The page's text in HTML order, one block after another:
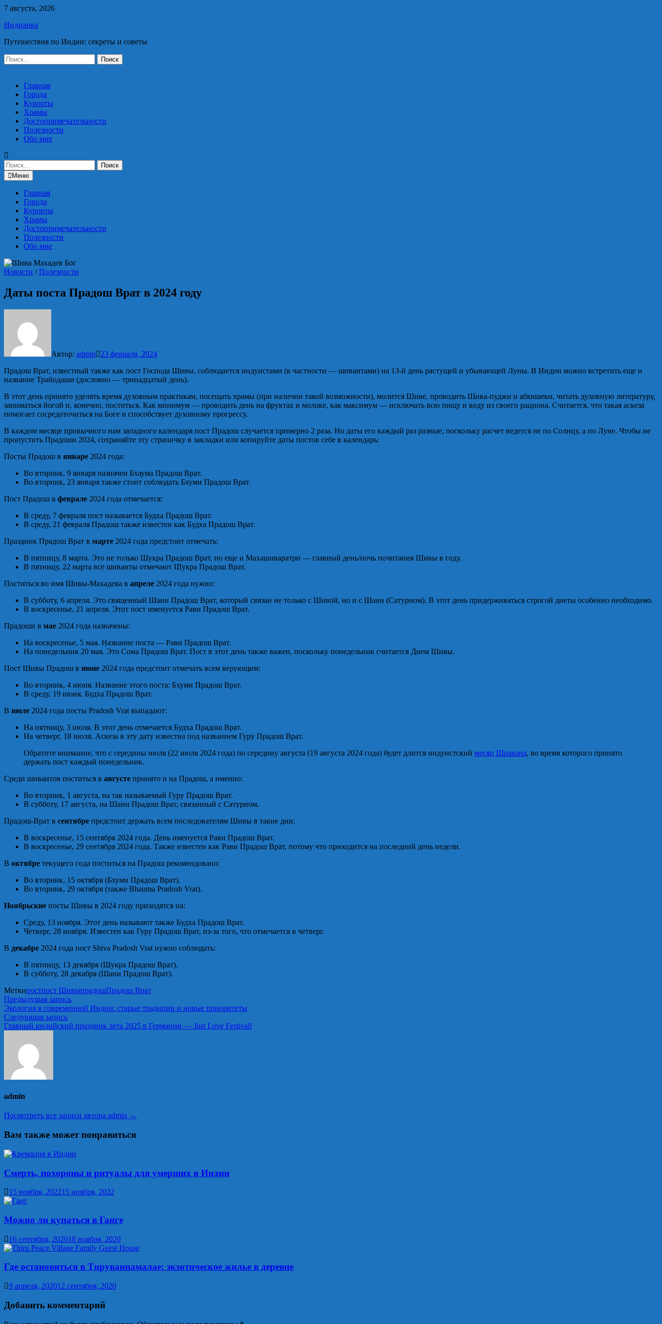
Перейти
содержимому
7 августа, 2026
Индианка
Путешествия по Индии: секреты и советы
Найти:
Главная
Города
Курорты
Храмы
Достопримечательности
Полезности
Обо мне
Найти:
Меню
Главная
Города
Курорты
Храмы
Достопримечательности
Полезности
Обо мне
Новости /Полезности
Даты поста Прадош Врат в 2024 году
Автор: admin
23 февраля, 2024
Прадош Врат, известный также как пост Господа Шивы, соблюдается индуистами (в частности — шиваитами) на 13-й день растущей и убывающей Луны. В Индии можно встретить еще и
название Трайодаши (дословно — тринадцатый день).
В этот день принято уделять время духовным практикам, посещать храмы (при наличии такой возможности), молится Шиве, проводить Шива-пуджи и абхишеки, читать духовную литературу,
заниматься йогой и, конечно, поститься. Как минимум — проводить день на фруктах и молоке, как максимум — исключать всю пищу и воду из своего рациона. Считается, что такая аскеза
помогает сосредоточиться на Боге и способствует духовному прогрессу.
В каждом месяце привычного нам западного календаря пост Прадош случается примерно 2 раза. Но даты его каждый раз разные, поскольку расчет ведется не по Солнцу, а по Луне. Чтобы не
пропустить Прадоши 2024, сохраняйте эту страничку в закладки или копируйте даты постов себе в календарь:
Посты Прадош в январе 2024 года:
Во вторник, 9 января назначен Бхаума Прадош Врат.
Во вторник, 23 января также стоит соблюдать Бхуми Прадош Врат.
Пост Прадош в феврале 2024 года отмечается:
В среду, 7 февраля пост называется Будха Прадош Врат.
В среду, 21 февраля Прадош также известен как Будха Прадош Врат.
Праздник Прадош Врат в марте 2024 года предстоит отмечать:
В пятницу, 8 марта. Это не только Шукра Прадош Врат, но еще и Махашиваратри — главный день/ночь почитания Шивы в году.
В пятницу, 22 марта все шиваиты отмечают Шукра Прадош Врат.
Поститься во имя Шивы-Махадева в апреле 2024 года нужно:
В субботу, 6 апреля. Это священный Шани Прадош Врат, который связан не только с Шивой, но и с Шани (Сатурном). В этот день придерживаться строгой диеты особенно необходимо.
В воскресенье, 21 апреля. Этот пост именуется Рави Прадош Врат.
Прадоши в мае 2024 года назначены:
На воскресенье, 5 мая. Название поста — Рави Прадош Врат.
На понедельник 20 мая. Это Сома Прадош Врат. Пост в этот день также важен, поскольку понедельник считается Днем Шивы.
Пост Шивы Прадош в июне 2024 года предстоит отмечать всем верующим:
Во вторник, 4 июня. Название этого поста: Бхуми Прадош Врат.
В среду, 19 июня. Будха Прадош Врат.
В июле 2024 года посты Pradosh Vrat выпадают:
На пятницу, 3 июля. В этот день отмечается Будха Прадош Врат.
На четверг, 18 июля. Аскеза в эту дату известна под названием Гуру Прадош Врат.
Обратите внимание, что с середины июля (22 июля 2024 года) по середину августа (19 августа 2024 года) будет длится индуистский месяц Шравана, во время которого принято
держать пост каждый понедельник.
Среди шиваитов поститься в августе принято и на Прадош, а именно:
Во вторник, 1 августа, на так называемый Гуру Прадош Врат.
В субботу, 17 августа, на Шани Прадош Врат, связанный с Сатурном.
Прадош-Врат в сентябре предстоит держать всем последователям Шивы в такие дни:
В воскресенье, 15 сентября 2024 года. День именуется Рави Прадош Врат.
В воскресенье, 29 сентября 2024 года. Также известен как Рави Прадош Врат, потому что приходится на последний день недели.
В октябре текущего года поститься на Прадош рекомендовано:
Во вторник, 15 октября (Бхуми Прадош Врат).
Во вторник, 29 октября (также Bhauma Pradosh Vrat).
Ноябрьские посты Шивы в 2024 году приходятся на:
Среду, 13 ноября. Этот день называют также Будха Прадош Врат.
Четверг, 28 ноября. Известен как Гуру Прадош Врат, из-за того, что отмечается в четверг.
В декабре 2024 года пост Shiva Pradosh Vrat нужно соблюдать:
В пятницу, 13 декября (Шукра Прадош Врат).
В субботу, 28 декабря (Шани Прадош Врат).
Меткипостпост ШивыпрадошПрадош Врат
Навигация
по
записям
Предыдущая записьПредыдущая
запись:
Экология в современной Индии: старые традиции и новые приоритеты
Следующая записьСледующая
запись:
Главный индийский праздник лета 2025 в Германии — Just Love Festival!
admin
Посмотреть все записи автора admin →
Вам также может понравиться
Смерть, похороны и ритуалы для умерших в Индии
15 ноября, 202215 ноября, 2022
Можно ли купаться в Ганге
16 сентября, 202018 ноября, 2020
Где остановиться в Тируваннамалае: экзотическое жилье в деревне
9 апреля, 202012 сентября, 2020
Добавить комментарий